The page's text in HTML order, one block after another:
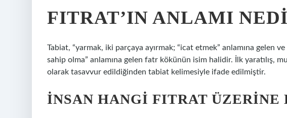
FITRAT’IN ANLAMI
Tabiat, “yarmak, iki parçaya ayırmak; “icat etmek” anlamına gelen
sahip olma” anlamına gelen fatr kökünün isim halidir. İlk yaratılış,
olarak tasavvur edildiğinden tabiat kelimesiyle ifade edilmiştir.
İNSAN HANGI FITRAT ÜZERINE